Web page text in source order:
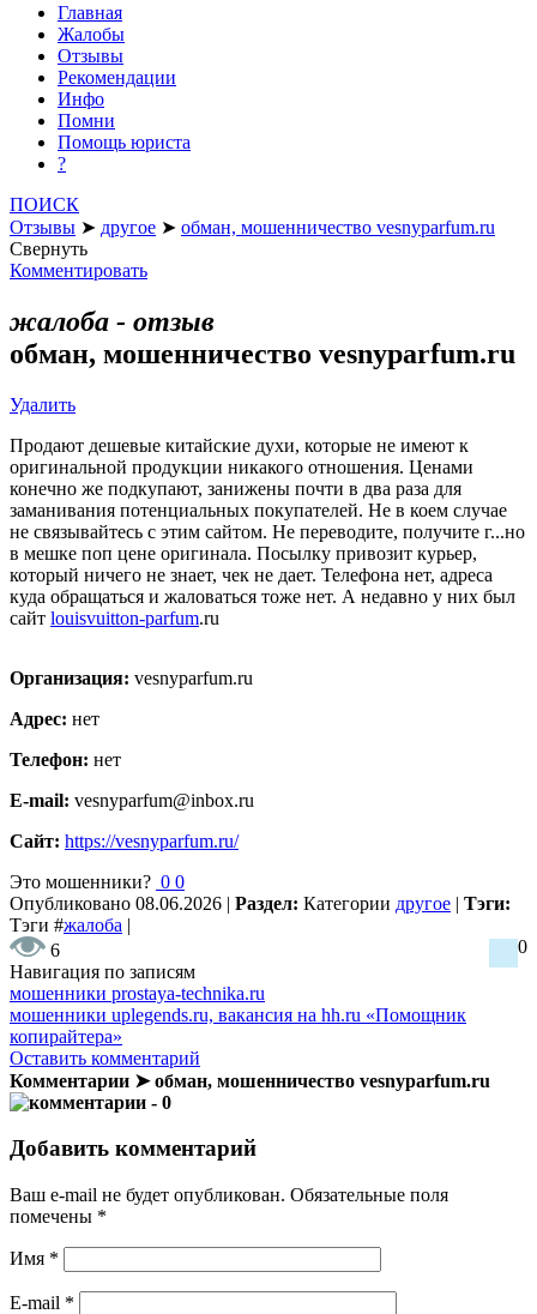
Главная
Жалобы
Отзывы
Рекомендации
Инфо
Помни
Помощь юриста
?
ПОИСК
Отзывы ➤ другое ➤ обман, мошенничество vesnyparfum.ru
Свернуть
Комментировать
жалоба - отзыв
обман, мошенничество vesnyparfum.ru
Удалить
Продают дешевые китайские духи, которые не имеют к
оригинальной продукции никакого отношения. Ценами
конечно же подкупают, занижены почти в два раза для
заманивания потенциальных покупателей. Не в коем случае
не связывайтесь с этим сайтом. Не переводите, получите г...но
в мешке поп цене оригинала. Посылку привозит курьер,
который ничего не знает, чек не дает. Телефона нет, адреса
куда обращаться и жаловаться тоже нет. А недавно у них был
сайт louisvuitton-parfum.ru
Организация: vesnyparfum.ru
Адрес: нет
Телефон: нет
E-mail: vesnyparfum@inbox.ru
Сайт: https://vesnyparfum.ru/
Это мошенники? 0 0
Опубликовано 08.06.2026 | Раздел: Категории другое | Тэги:
Тэги #жалоба |
6
0
Навигация по записям
мошенники prostaya-technika.ru
мошенники uplegends.ru, вакансия на hh.ru «Помощник
копирайтера»
Оставить комментарий
Комментарии ➤ обман, мошенничество vesnyparfum.ru
- 0
Добавить комментарий
Ваш e-mail не будет опубликован. Обязательные поля
помечены *
Имя *
E-mail *